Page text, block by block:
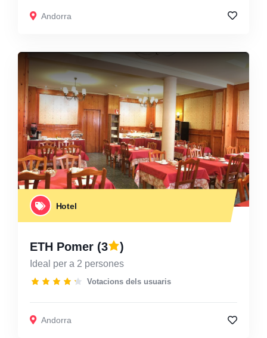
Andorra
Hotel
ETH Pomer (3 )
Ideal per a 2 persones
Votacions dels usuaris
Andorra